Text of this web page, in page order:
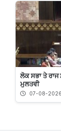
ਲੋਕ ਸਭਾ ਤੇ
ਮੁਲਤਵੀ
07-08-2026